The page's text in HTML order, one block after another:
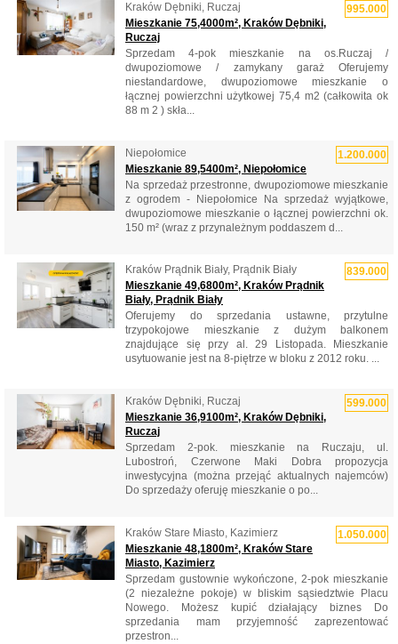
995.000
Kraków Dębniki, Ruczaj
Mieszkanie 75,4000m², Kraków Dębniki,
Ruczaj
Sprzedam 4-pok mieszkanie na os.Ruczaj /
dwupoziomowe / zamykany garaż Oferujemy
niestandardowe, dwupoziomowe mieszkanie o
łącznej powierzchni użytkowej 75,4 m2 (całkowita ok
88 m 2 ) skła...
1.200.000
Niepołomice
Mieszkanie 89,5400m², Niepołomice
Na sprzedaż przestronne, dwupoziomowe mieszkanie
z ogrodem - Niepołomice Na sprzedaż wyjątkowe,
dwupoziomowe mieszkanie o łącznej powierzchni ok.
150 m² (wraz z przynależnym poddaszem d...
839.000
Kraków Prądnik Biały, Prądnik Biały
Mieszkanie 49,6800m², Kraków Prądnik
Biały, Prądnik Biały
Oferujemy do sprzedania ustawne, przytulne
trzypokojowe mieszkanie z dużym balkonem
znajdujące się przy al. 29 Listopada. Mieszkanie
usytuowanie jest na 8-piętrze w bloku z 2012 roku. ...
599.000
Kraków Dębniki, Ruczaj
Mieszkanie 36,9100m², Kraków Dębniki,
Ruczaj
Sprzedam 2-pok. mieszkanie na Ruczaju, ul.
Lubostroń, Czerwone Maki Dobra propozycja
inwestycyjna (można przejąć aktualnych najemców)
Do sprzedaży oferuję mieszkanie o po...
1.050.000
Kraków Stare Miasto, Kazimierz
Mieszkanie 48,1800m², Kraków Stare
Miasto, Kazimierz
Sprzedam gustownie wykończone, 2-pok mieszkanie
(2 niezależne pokoje) w bliskim sąsiedztwie Placu
Nowego. Możesz kupić działający biznes Do
sprzedania mam przyjemność zaprezentować
przestron...